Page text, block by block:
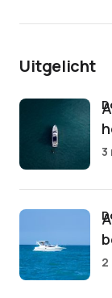
Uitgelicht
3
2